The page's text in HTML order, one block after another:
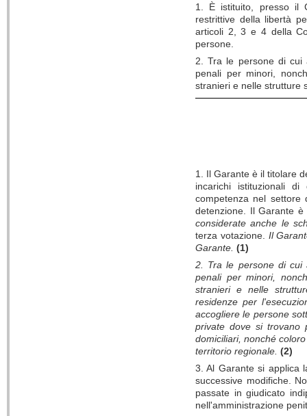
1. È istituito, presso il
restrittive della libertà
articoli 2, 3 e 4 della
persone.
2. Tra le persone di cui
penali per minori,
stranieri e nelle strutture
1. Il Garante è il titolare
incarichi istituzionali
competenza nel settore
detenzione. Il Garante
considerate anche le
terza votazione. Il
Garante. (1)
2. Tra le persone di cui
penali per minori,
stranieri e nelle
residenze per
accogliere le persone
private dove si trovano
domiciliari, nonché
territorio regionale. (2)
3. Al Garante si applica
successive modifiche.
passate in giudicato
nell'amministrazione